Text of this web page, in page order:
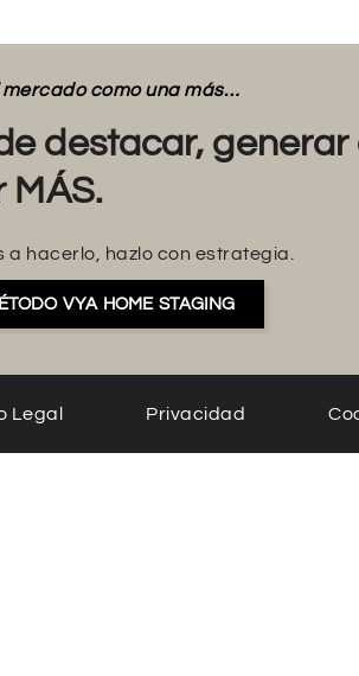
mercado como una más…
destacar, generar
MÁS.
a hacerlo, hazlo con estrategia.
VYA HOME STAGING
Legal Privacidad